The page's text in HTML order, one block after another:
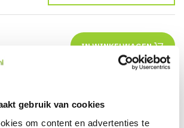
gebruik van cookies
om content en advertenties te
IN WINKELWAGEN
uit voorraad leverbaar
aanbod van producten